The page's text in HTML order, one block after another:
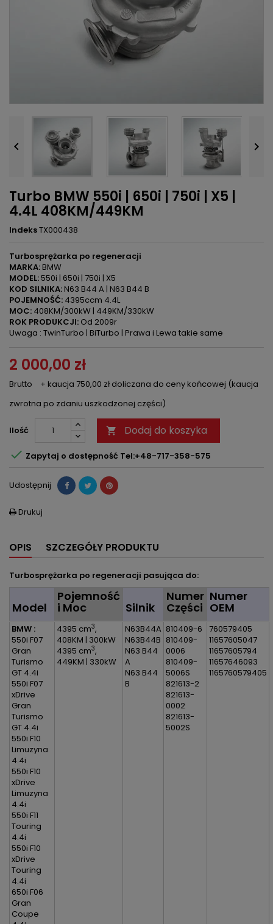
 
Turbo BMW 550i | 650i | 750i | X5 |
4.4L 408KM/449KM
IndeksTX000438
Turbosprężarka po regeneracji
MARKA:BMW
MODEL:550i | 650i | 750i | X5
KOD SILNIKA:N63 B44 A | N63 B44 B
POJEMNOŚĆ: 4395ccm 4.4L
MOC: 408KM/300kW | 449KM/330kW
ROK PRODUKCJI: Od 2009r
Uwaga : TwinTurbo | BiTurbo | Prawa i Lewa takie same
2 000,00 zł
Brutto
+ kaucja 750,00 zł doliczana do ceny końcowej (kaucja
zwrotna po zdaniu uszkodzonej części)
Ilość  Dodaj do koszyka
 Zapytaj o dostępność Tel:+48-717-358-575
Udostępnij
 Drukuj
OPIS SZCZEGÓŁY PRODUKTU
Turbosprężarka po regeneracji pasująca do:
Model
Pojemność
i Moc Silnik
Numer
Części
Numer
OEM
BMW :
550i F07
Gran
Turismo
GT 4.4i
550i F07
xDrive
Gran
Turismo
GT 4.4i
550i F10
Limuzyna
4.4i
550i F10
xDrive
Limuzyna
4.4i
550i F11
Touring
4.4i
550i F10
xDrive
Touring
4.4i
650i F06
Gran
Coupe
4395 cm3,
408KM | 300kW
4395 cm3,
449KM | 330kW
N63B44A
N63B44B
N63 B44
A
N63 B44
B
810409-6
810409-
0006
810409-
5006S
821613-2
821613-
0002
821613-
5002S
760579405
11657605047
11657605794
11657646093
1165760579405